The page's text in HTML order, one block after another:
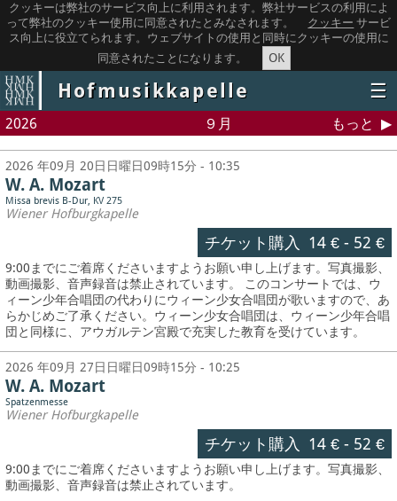
クッキーは弊社のサービス向上に利用されます。弊社サービスの利用によ
って弊社のクッキー使用に同意されたとみなされます。
クッキー サービ
ス向上に役立てられます。ウェブサイトの使用と同時にクッキーの使用に
同意されたことになります。
OK
Hofmusikkapelle ☰
2026 ９月 もっと
2026 年09月 20日日曜日09時15分 - 10:35
W. A. Mozart
Missa brevis B-Dur, KV 275
Wiener Hofburgkapelle
チケット購入 14 €- 52 €
9:00までにご着席くださいますようお願い申し上げます。写真撮影、
動画撮影、音声録音は禁止されています。 このコンサートでは、ウ
ィーン少年合唱団の代わりにウィーン少女合唱団が歌いますので、あ
らかじめご了承ください。ウィーン少女合唱団は、ウィーン少年合唱
団と同様に、アウガルテン宮殿で充実した教育を受けています。
2026 年09月 27日日曜日09時15分 - 10:25
W. A. Mozart
Spatzenmesse
Wiener Hofburgkapelle
チケット購入 14 €- 52 €
9:00までにご着席くださいますようお願い申し上げます。写真撮影、
動画撮影、音声録音は禁止されています。